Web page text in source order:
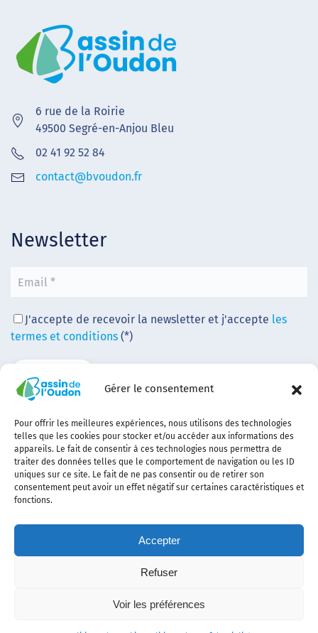
Gérer le consentement
Pour offrir les meilleures expériences, nous utilisons des technologies
telles que les cookies pour stocker et/ou accéder aux informations des
appareils. Le fait de consentir à ces technologies nous permettra de
traiter des données telles que le comportement de navigation ou les ID
uniques sur ce site. Le fait de ne pas consentir ou de retirer son
consentement peut avoir un effet négatif sur certaines caractéristiques et
fonctions.
Accepter
Refuser
Voir les préférences
6 rue de la Roirie
49500 Segré-en-Anjou Bleu
02 41 92 52 84
contact@bvoudon.fr
Newsletter
J'accepte de recevoir la newsletter et j'accepte les
termes et conditions (*)
confidentialité